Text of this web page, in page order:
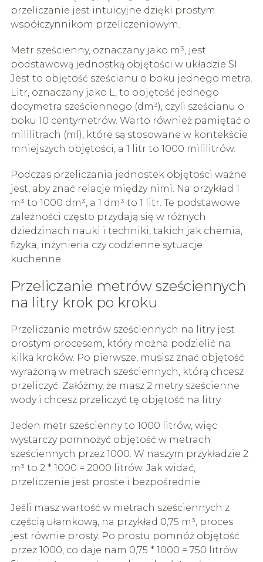
przeliczanie jest intuicyjne dzięki prostym
współczynnikom przeliczeniowym.
Metr sześcienny, oznaczany jako m³, jest
podstawową jednostką objętości w układzie SI.
Jest to objętość sześcianu o boku jednego metra.
Litr, oznaczany jako L, to objętość jednego
decymetra sześciennego (dm³), czyli sześcianu o
boku 10 centymetrów. Warto również pamiętać o
mililitrach (ml), które są stosowane w kontekście
mniejszych objętości, a 1 litr to 1000 mililitrów.
Podczas przeliczania jednostek objętości ważne
jest, aby znać relacje między nimi. Na przykład 1
m³ to 1000 dm³, a 1 dm³ to 1 litr. Te podstawowe
zależności często przydają się w różnych
dziedzinach nauki i techniki, takich jak chemia,
fizyka, inżynieria czy codzienne sytuacje
kuchenne.
Przeliczanie metrów sześciennych
na litry krok po kroku
Przeliczanie metrów sześciennych na litry jest
prostym procesem, który można podzielić na
kilka kroków. Po pierwsze, musisz znać objętość
wyrażoną w metrach sześciennych, którą chcesz
przeliczyć. Załóżmy, że masz 2 metry sześcienne
wody i chcesz przeliczyć tę objętość na litry.
Jeden metr sześcienny to 1000 litrów, więc
wystarczy pomnożyć objętość w metrach
sześciennych przez 1000. W naszym przykładzie 2
m³ to 2 * 1000 = 2000 litrów. Jak widać,
przeliczenie jest proste i bezpośrednie.
Jeśli masz wartość w metrach sześciennych z
częścią ułamkową, na przykład 0,75 m³, proces
jest równie prosty. Po prostu pomnóż objętość
przez 1000, co daje nam 0,75 * 1000 = 750 litrów.